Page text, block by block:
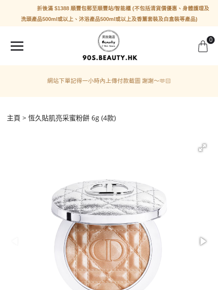
折後滿 $1388 順豐包郵至順豐站/智能櫃 (不包括清貨價優惠、身體護理及
洗頭產品500ml或以上、沐浴產品500ml或以上及香薰套裝及白盒裝等產品)
0
網站下單記得一小時內上傳付款截圖 謝謝～🫶🏻
主頁 恆久貼肌亮采蜜粉餅 6g (4款)